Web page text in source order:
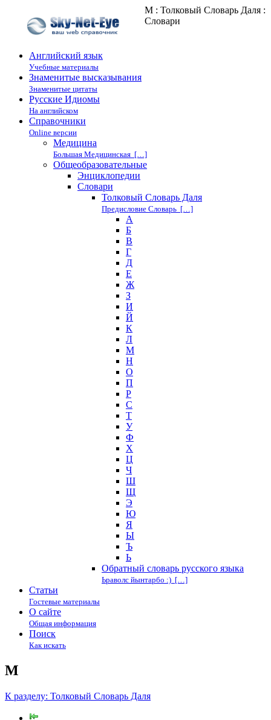
М : Толковый Словарь Даля :
Cловари
Английский язык
Учебные материалы
Знаменитые высказывания
Знаменитые цитаты
Русские Идиомы
На английском
Справочники
Online версии
Медицина
Большая Медицинская […]
Общеобразовательные
Энциклопедии
Cловари
Толковый Словарь Даля
Предисловие Словарь […]
А
Б
В
Г
Д
Е
Ж
З
И
Й
К
Л
М
Н
О
П
Р
С
Т
У
Ф
Х
Ц
Ч
Ш
Щ
Э
Ю
Я
Ы
Ъ
Ь
Обратный словарь русского языка
Ьраволс йынтарбо :) […]
Статьи
Гостевые материалы
О сайте
Общая информация
Поиск
Как искать
М
К разделу: Толковый Словарь Даля